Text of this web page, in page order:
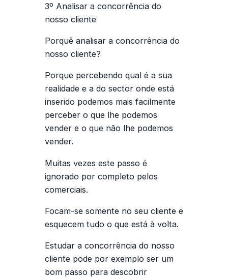
3º Analisar a concorrência do
nosso cliente
Porquê analisar a concorrência do
nosso cliente?
Porque percebendo qual é a sua
realidade e a do sector onde está
inserido podemos mais facilmente
perceber o que lhe podemos
vender e o que não lhe podemos
vender.
Muitas vezes este passo é
ignorado por completo pelos
comerciais.
Focam-se somente no seu cliente e
esquecem tudo o que está à volta.
Estudar a concorrência do nosso
cliente pode por exemplo ser um
bom passo para descobrir